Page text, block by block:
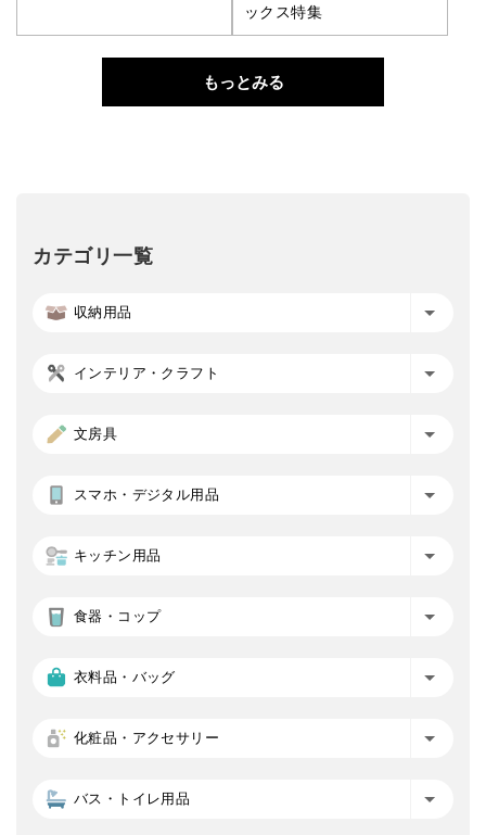
ックス特集
もっとみる
カテゴリ一覧
収納用品
インテリア・クラフト
文房具
スマホ・デジタル用品
キッチン用品
食器・コップ
衣料品・バッグ
化粧品・アクセサリー
バス・トイレ用品